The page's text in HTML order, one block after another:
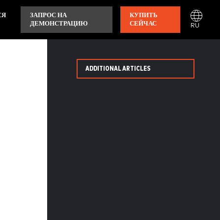
ЗАПРОС НА
ДЕМОНСТРАЦИЮ
КУПИТЬ
СЕЙЧАС
RU
ADDITIONAL ARTICLES